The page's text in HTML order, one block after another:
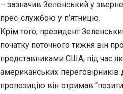
– зазначив Зеленський у
прес-службою у п’ятницю.
Крім того, президент
початку поточного тижня він
представниками США, під час
американських
пропозицію він отримав